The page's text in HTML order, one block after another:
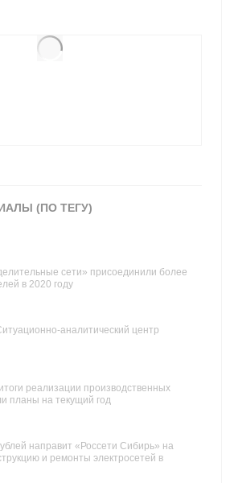
(ПО ТЕГУ)
сети» присоединили более
в 2020 году
аналитический центр
реализации производственных
планы на текущий год
направит «Россети Сибирь» на
и ремонты электросетей в